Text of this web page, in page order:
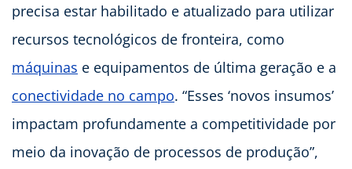
precisa estar habilitado e atualizado para utilizar
recursos tecnológicos de fronteira, como
máquinas e equipamentos de última geração e a
conectividade no campo. “Esses ‘novos insumos’
impactam profundamente a competitividade por
meio da inovação de processos de produção”,